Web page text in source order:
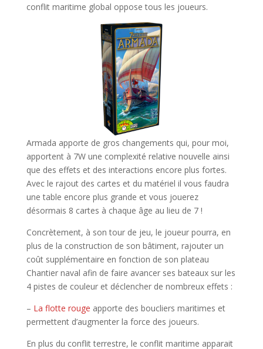
conflit maritime global oppose tous les joueurs.
Armada apporte de gros changements qui, pour moi,
apportent à 7W une complexité relative nouvelle ainsi
que des effets et des interactions encore plus fortes.
Avec le rajout des cartes et du matériel il vous faudra
une table encore plus grande et vous jouerez
désormais 8 cartes à chaque âge au lieu de 7 !
Concrètement, à son tour de jeu, le joueur pourra, en
plus de la construction de son bâtiment, rajouter un
coût supplémentaire en fonction de son plateau
Chantier naval afin de faire avancer ses bateaux sur les
4 pistes de couleur et déclencher de nombreux effets :
– La flotte rouge apporte des boucliers maritimes et
permettent d’augmenter la force des joueurs.
En plus du conflit terrestre, le conflit maritime apparait